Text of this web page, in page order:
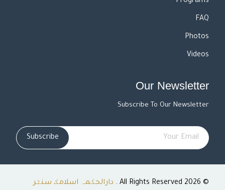
FAQ
Photos
Videos
Our Newsletter
Subscribe To Our Newsletter
Subscribe
© 2026 All Rights Reserved . دارالحکمہ اسلامک سنٹر